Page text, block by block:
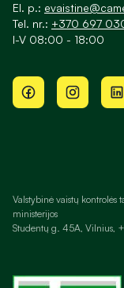
El. p.:
Tel. nr.: +370 697
I-V 08:00 - 18:00
Valstybinė vaistų kontrolės
ministerijos
Studentų g. 45A, Vilnius,